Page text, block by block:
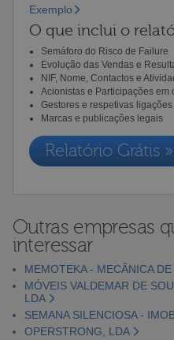
Exemplo
O que inclui o
Semáforo do Risco de Failure
Evolução das Vendas e
NIF, Nome, Contactos e
Acionistas e Participações em
Gestores e respetivas
Marcas e publicações legais
Relatório Grátis »
Outras empresas
interessar
MEMOTEKA - MECÂNICA
MÓVEIS VALDEMAR DE
LDA
SEMANA SILENCIOSA -
OPERSTRONG, LDA